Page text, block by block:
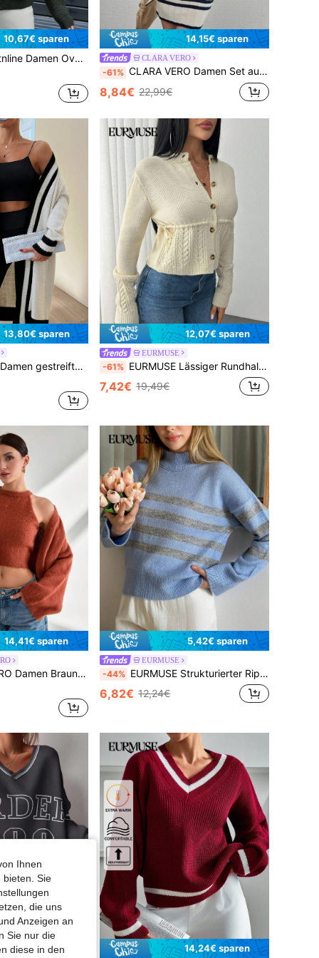
10,67€ sparen
mit V-Ausschnitt, Schleife und Ballonärmeln
14,15€ sparen
CLARA VERO
-61% CLARA VERO Damen Set aus Strickjacke mit Streifendetail am Saum und Zopfmuster sowie Strickrock mit Knöpfen am Kragen
8,84€ 22,99€
13,80€ sparen
Taillengürtel Warmer Wintercardigan
12,07€ sparen
EURMUSE
-61% EURMUSE Lässiger Rundhals-Knopfverschluss Kabel-Strick-Cardigan mit detaillierten Bündchen und Saum, süße buttergelbe Farbe, Crop-Cardigan für Herbst und Winter, Damen Strick-Cardigan in Creme, Damen Kabel-Strick-Cardigan, lange Cardigans für Frauen, Cardigans für Petite-Größen
7,42€ 19,49€
14,41€ sparen
Shardon Stoff Pullover und Top Kombination für Wärme und Komfort, Winterkleidung, Herbst
5,42€ sparen
EURMUSE
-44% EURMUSE Strukturierter Rippstrick-Pullover mit Vintage-Blau & Grau-Horizontalstreifen, Pullover, Cremefarbener Pullover, Pullover für Frauen, Pullover, Schwarzer Pullover, Damenpullover, Weißer Pullover, Damenpullover, Damenpullover, Winterkleidung
6,82€ 12,24€
0,02€ sparen 14,24€ sparen
Ihnen
bieten. Sie
die uns
Anzeigen an
Sie nur die
diese in den